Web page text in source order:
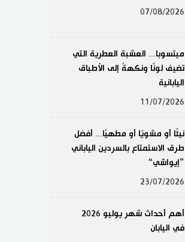
07/08/2026
ميتسوبا... العشبة العطرية التي
تضيف لونًا ونكهةً إلى الأطباق
اليابانية
11/07/2026
نيئًا أو مشويًا أو مطهيًا... أفضل
طرق الاستمتاع بالسردين الياباني
”إيواشي“
23/07/2026
أهم أحداث شهر يوليو 2026
في اليابان